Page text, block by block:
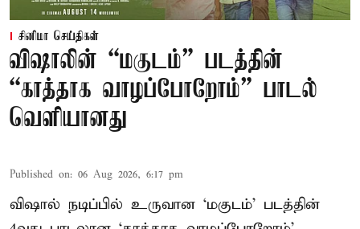
சினிமா செய்திகள்
விஷாலின் “மகுடம்” படத்தின்
“காத்தாக வாழப்போறோம்” பாடல்
வெளியானது
Published on: 06 Aug 2026, 6:17 pm
விஷால் நடிப்பில் உருவான ‘மகுடம்’ படத்தின்